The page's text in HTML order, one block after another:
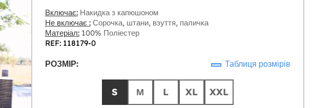
Включає:Накидка з капюшоном
Не включає :Сорочка, штани, взуття, паличка
Матеріал:100% Поліестер
REF: 118179-0
РОЗМІР: Таблиця розмірів
S М L XL XXL